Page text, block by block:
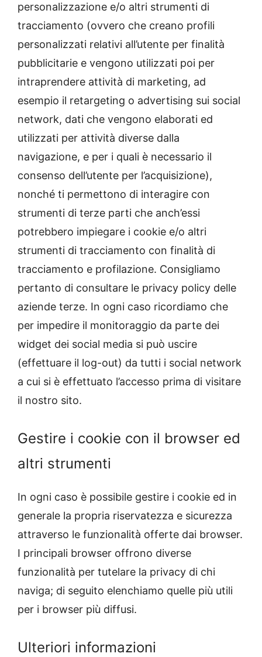
personalizzazione e/o altri strumenti di
tracciamento (ovvero che creano profili
personalizzati relativi all’utente per finalità
pubblicitarie e vengono utilizzati poi per
intraprendere attività di marketing, ad
esempio il retargeting o advertising sui social
network, dati che vengono elaborati ed
utilizzati per attività diverse dalla
navigazione, e per i quali è necessario il
consenso dell’utente per l’acquisizione),
nonché ti permettono di interagire con
strumenti di terze parti che anch’essi
potrebbero impiegare i cookie e/o altri
strumenti di tracciamento con finalità di
tracciamento e profilazione. Consigliamo
pertanto di consultare le privacy policy delle
aziende terze. In ogni caso ricordiamo che
per impedire il monitoraggio da parte dei
widget dei social media si può uscire
(effettuare il log-out) da tutti i social network
a cui si è effettuato l’accesso prima di visitare
il nostro sito.
Gestire i cookie con il browser ed
altri strumenti
In ogni caso è possibile gestire i cookie ed in
generale la propria riservatezza e sicurezza
attraverso le funzionalità offerte dai browser.
I principali browser offrono diverse
funzionalità per tutelare la privacy di chi
naviga; di seguito elenchiamo quelle più utili
per i browser più diffusi.
Ulteriori informazioni